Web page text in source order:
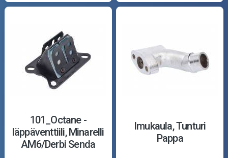
101_Octane -
läppäventtiili, Minarelli
AM6/Derbi Senda
Imukaula, Tunturi
Pappa